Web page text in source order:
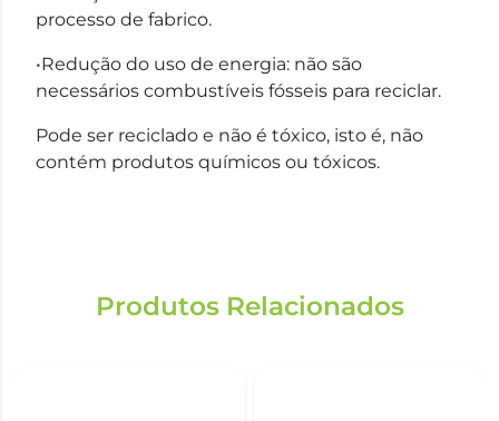
processo de fabrico.
•Redução do uso de energia: não são
necessários combustíveis fósseis para reciclar.
Pode ser reciclado e não é tóxico, isto é, não
contém produtos químicos ou tóxicos.
Produtos Relacionados